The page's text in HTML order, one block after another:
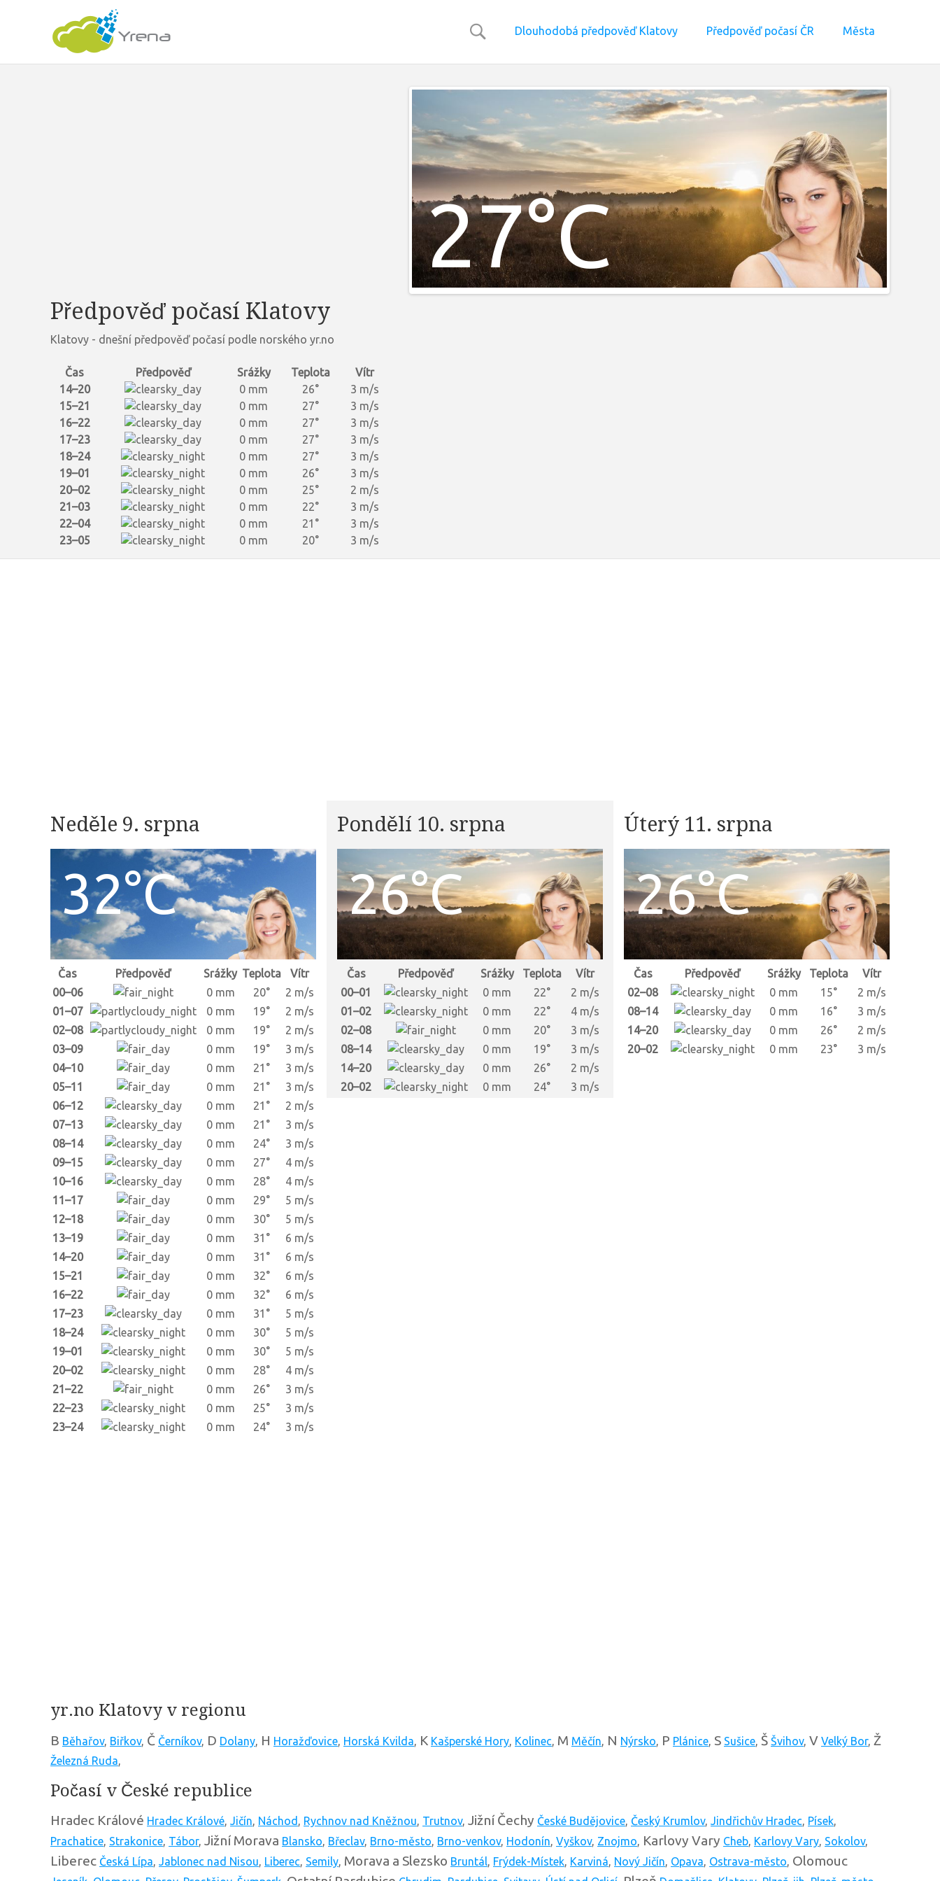
Dlouhodobá předpověď Klatovy Předpověď počasí ČR Města
Předpověď počasí Klatovy
Klatovy - dnešní předpověď počasí podle norského yr.no
Čas Předpověď Srážky Teplota
Vítr
14–20
0 mm 26°
3 m/s
15–21
0 mm 27°
3 m/s
16–22
0 mm 27°
3 m/s
17–23
0 mm 27°
3 m/s
18–24
0 mm 27°
3 m/s
19–01
0 mm 26°
3 m/s
20–02
0 mm 25°
2 m/s
21–03
0 mm 22°
3 m/s
22–04
0 mm 21°
3 m/s
23–05
0 mm 20° 3 m/s
27°C
Neděle 9. srpna
32°C
Čas Předpověď Srážky Teplota
Vítr
00–06
0 mm 20°
2 m/s
01–07
0 mm 19°
2 m/s
02–08
0 mm 19°
2 m/s
03–09
0 mm 19°
3 m/s
04–10
0 mm 21°
3 m/s
05–11
0 mm 21°
3 m/s
06–12
0 mm 21°
2 m/s
07–13
0 mm 21°
3 m/s
08–14
0 mm 24°
3 m/s
09–15
0 mm 27°
4 m/s
10–16
0 mm 28°
4 m/s
11–17
0 mm 29°
5 m/s
12–18
0 mm 30°
5 m/s
13–19
0 mm 31°
6 m/s
14–20
0 mm 31°
6 m/s
15–21
0 mm 32°
6 m/s
16–22
0 mm 32°
6 m/s
17–23
0 mm 31°
5 m/s
18–24
0 mm 30°
5 m/s
19–01
0 mm 30°
5 m/s
20–02
0 mm 28°
4 m/s
21–22
0 mm 26°
3 m/s
22–23
0 mm 25°
3 m/s
23–24
0 mm 24° 3 m/s
Pondělí 10. srpna
26°C
Čas Předpověď Srážky Teplota
Vítr
00–01
0 mm 22°
2 m/s
01–02
0 mm 22°
4 m/s
02–08
0 mm 20°
3 m/s
08–14
0 mm 19°
3 m/s
14–20
0 mm 26°
2 m/s
20–02
0 mm 24° 3 m/s
Úterý 11. srpna
26°C
Čas Předpověď Srážky Teplota
Vítr
02–08
0 mm 15°
2 m/s
08–14
0 mm 16°
3 m/s
14–20
0 mm 26°
2 m/s
20–02
0 mm 23° 3 m/s
yr.no Klatovy v regionu
B Běhařov, Biřkov, Č Černíkov, D Dolany, H Horažďovice, Horská Kvilda, K Kašperské Hory, Kolinec, M Měčín, N Nýrsko, P Plánice, S Sušice, Š Švihov, V Velký Bor, Ž
Železná Ruda,
Počasí v České republice
Hradec Králové Hradec Králové, Jičín, Náchod , Rychnov nad Kněžnou, Trutnov, Jižní Čechy České Budějovice, Český Krumlov, Jindřichův Hradec, Písek,
Prachatice, Strakonice, Tábor, Jižní Morava Blansko, Břeclav, Brno-město, Brno-venkov, Hodonín, Vyškov, Znojmo, Karlovy Vary Cheb, Karlovy Vary, Sokolov,
Liberec Česká Lípa, Jablonec nad Nisou, Liberec, Semily, Morava a Slezsko Bruntál, Frýdek-Místek, Karviná, Nový Jičín, Opava, Ostrava-město, Olomouc